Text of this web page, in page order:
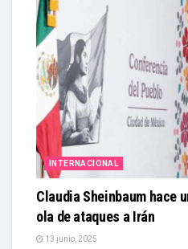
INTERNACIONAL
Claudia Sheinbaum hace
ola de ataques a Irán
13 junio, 2025